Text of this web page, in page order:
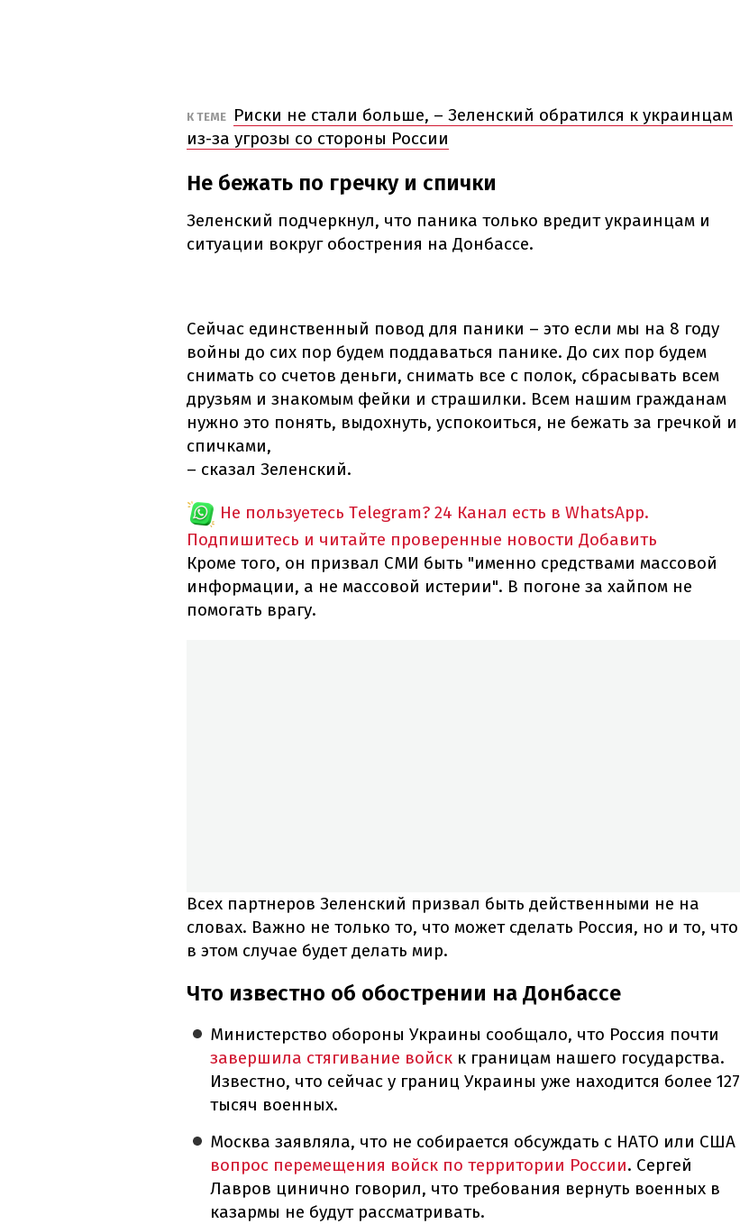
К ТЕМЕ
Риски не стали больше, – Зеленский обратился к украинцам
из-за угрозы со стороны России
Не бежать по гречку и спички
Зеленский подчеркнул, что паника только вредит украинцам и
ситуации вокруг обострения на Донбассе.
Сейчас единственный повод для паники – это если мы на 8 году
войны до сих пор будем поддаваться панике. До сих пор будем
снимать со счетов деньги, снимать все с полок, сбрасывать всем
друзьям и знакомым фейки и страшилки. Всем нашим гражданам
нужно это понять, выдохнуть, успокоиться, не бежать за гречкой и
спичками,
– сказал Зеленский.
Не пользуетесь Telegram? 24 Канал есть в WhatsApp.
Подпишитесь и читайте проверенные новости Добавить
Кроме того, он призвал СМИ быть "именно средствами массовой
информации, а не массовой истерии". В погоне за хайпом не
помогать врагу.
Всех партнеров Зеленский призвал быть действенными не на
словах. Важно не только то, что может сделать Россия, но и то, что
в этом случае будет делать мир.
Что известно об обострении на Донбассе
Министерство обороны Украины сообщало, что Россия почти
завершила стягивание войск к границам нашего государства.
Известно, что сейчас у границ Украины уже находится более 127
тысяч военных.
Москва заявляла, что не собирается обсуждать с НАТО или США
вопрос перемещения войск по территории России. Сергей
Лавров цинично говорил, что требования вернуть военных в
казармы не будут рассматривать.